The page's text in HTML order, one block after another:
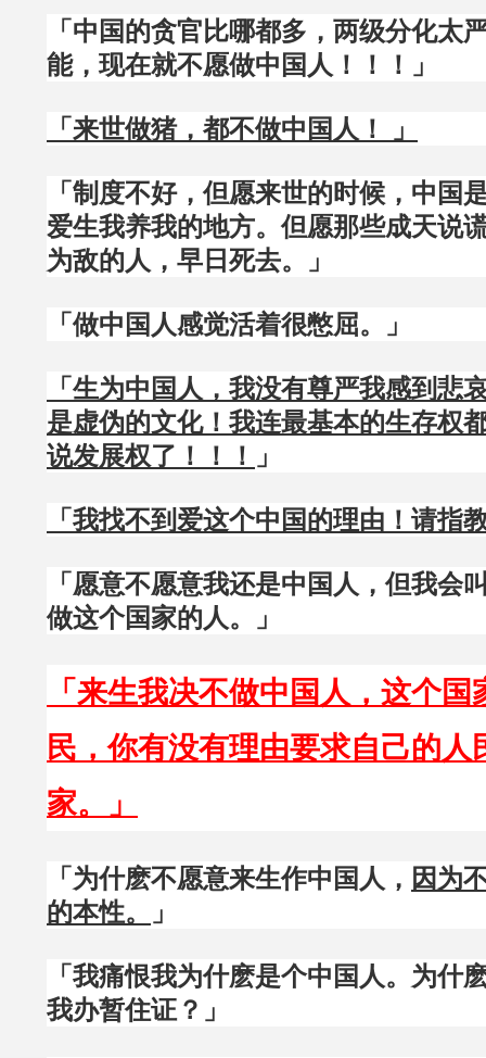
「中国的贪官比哪都多，两级分化太
能，现在就不愿做中国人！！！」
「来世做猪，都不做中国人！ 」
「制度不好，但愿来世的时候，中国
爱生我养我的地方。但愿那些成天说
为敌的人，早日死去。」
「做中国人感觉活着很憋屈。」
「生为中国人，我没有尊严我感到悲
是虚伪的文化！我连最基本的生存权
说发展权了！！！
」
「我找不到爱这个中国的理由！请指
「愿意不愿意我还是中国人，但我会
做这个国家的人。」
「来生我决不做中国人，这个
民，你有没有理由要求自己的人
家。」
「为什麽不愿意来生作中国人， 因为
的本性。
」
「我痛恨我为什麽是个中国人。为什
我办暂住证？」